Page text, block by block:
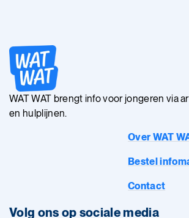
WAT WAT brengt info voor jongeren via
en hulplijnen.
Over WAT
Bestel
Contact
Volg ons op sociale media